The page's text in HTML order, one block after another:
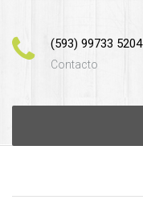
(593) 99733 5204
Contacto
content